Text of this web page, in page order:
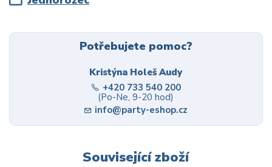
Potřebujete pomoc?
Kristýna Holeš Audy
+420 733 540 200
(Po-Ne, 9-20 hod)
info@party-eshop.cz
Související zboží